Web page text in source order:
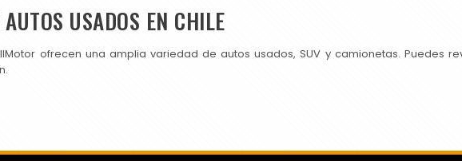
USADOS EN CHILE
ofrecen una amplia variedad de autos usados, SUV y camionetas. Puedes